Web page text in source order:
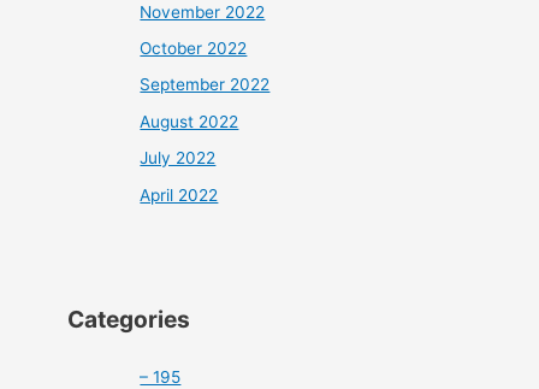
November 2022
October 2022
September 2022
August 2022
July 2022
April 2022
Categories
– 195